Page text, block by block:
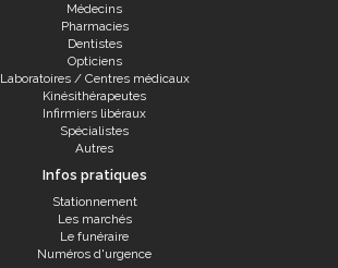
Médecins
Pharmacies
Dentistes
Opticiens
Laboratoires / Centres médicaux
Kinésithérapeutes
Infirmiers libéraux
Spécialistes
Autres
Infos pratiques
Stationnement
Les marchés
Le funéraire
Numéros d'urgence